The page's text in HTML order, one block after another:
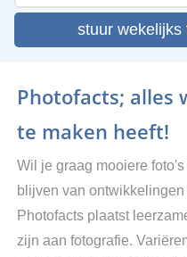
stuur wekelijks
Photofacts; alles
te maken heeft!
Wil je graag mooiere
blijven van
Photofacts plaatst
zijn aan fotografie.